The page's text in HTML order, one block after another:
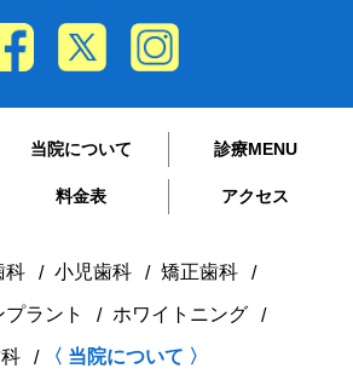
当院について 診療MENU
料金表 アクセス
科 小児歯科 矯正歯科
プラント ホワイトニング
〈 当院について 〉